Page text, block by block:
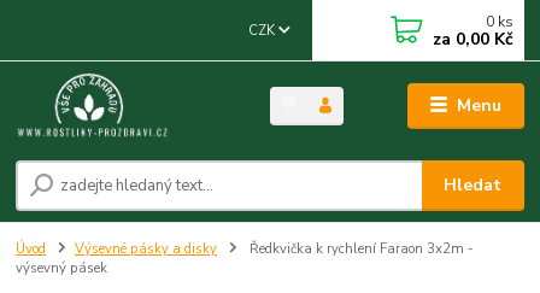
Menu
CZK
Hledat
0 ks
za 0,00 Kč
Úvod Výsevné pásky a disky
Ředkvička k rychlení Faraon 3x2m -
výsevný pásek